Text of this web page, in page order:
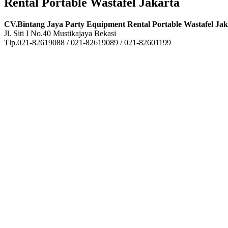
CV.Bintang Jaya Party Equipment Rental Portable Wastafel
Jl. Siti I No.40 Mustikajaya Bekasi
Tlp.021-82619088 / 021-82619089 / 021-82601199